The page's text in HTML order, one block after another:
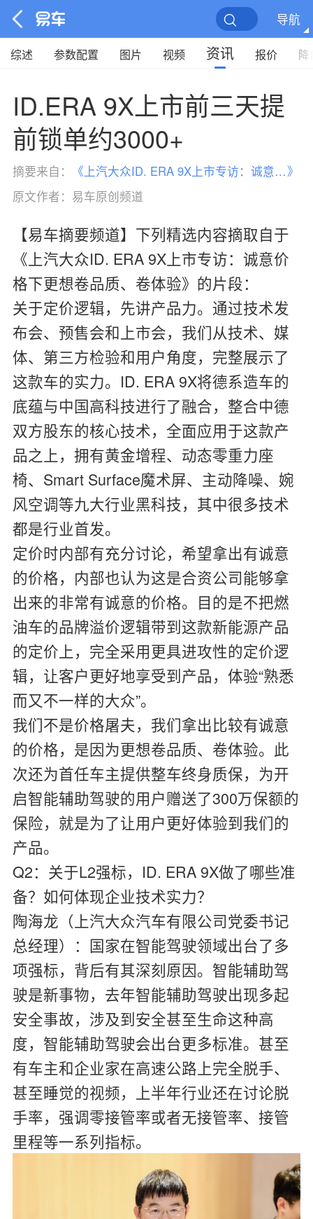
导航
综述 参数配置 图片 视频 资讯 报价 降
ID.ERA 9X上市前三天提
前锁单约3000+
摘要来自： 《 上汽大众ID. ERA 9X上市专访：诚意价格下更想卷品质、卷体验》
原文作者： 易车原创频道
【易车摘要频道】下列精选内容摘取自于
《上汽大众ID. ERA 9X上市专访：诚意价
格下更想卷品质、卷体验》的片段：
关于定价逻辑，先讲产品力。通过技术发
布会、预售会和上市会，我们从技术、媒
体、第三方检验和用户角度，完整展示了
这款车的实力。ID. ERA 9X将德系造车的
底蕴与中国高科技进行了融合，整合中德
双方股东的核心技术，全面应用于这款产
品之上，拥有黄金增程、动态零重力座
椅、Smart Surface魔术屏、主动降噪、婉
风空调等九大行业黑科技，其中很多技术
都是行业首发。
定价时内部有充分讨论，希望拿出有诚意
的价格，内部也认为这是合资公司能够拿
出来的非常有诚意的价格。目的是不把燃
油车的品牌溢价逻辑带到这款新能源产品
的定价上，完全采用更具进攻性的定价逻
辑，让客户更好地享受到产品，体验“熟悉
而又不一样的大众”。
我们不是价格屠夫，我们拿出比较有诚意
的价格，是因为更想卷品质、卷体验。此
次还为首任车主提供整车终身质保，为开
启智能辅助驾驶的用户赠送了300万保额的
保险，就是为了让用户更好体验到我们的
产品。
Q2：关于L2强标，ID. ERA 9X做了哪些准
备？如何体现企业技术实力？
陶海龙（上汽大众汽车有限公司党委书记
总经理）： 国家在智能驾驶领域出台了多
项强标，背后有其深刻原因。智能辅助驾
驶是新事物，去年智能辅助驾驶出现多起
安全事故，涉及到安全甚至生命这种高
度，智能辅助驾驶会出台更多标准。甚至
有车主和企业家在高速公路上完全脱手、
甚至睡觉的视频，上半年行业还在讨论脱
手率，强调零接管率或者无接管率、接管
里程等一系列指标。